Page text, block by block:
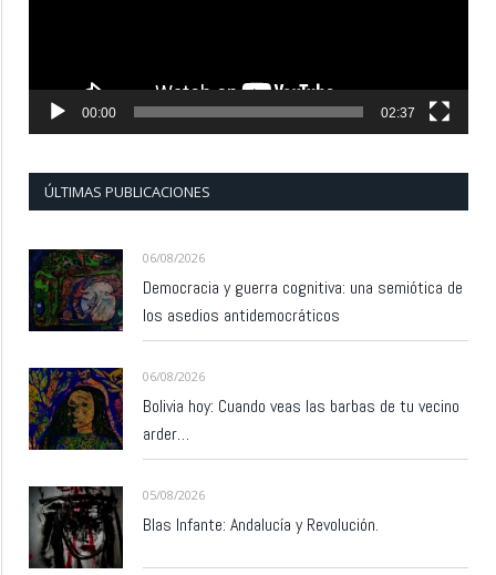
00:00 02:37
ÚLTIMAS PUBLICACIONES
06/08/2026
Democracia y guerra cognitiva: una semiótica de
los asedios antidemocráticos
06/08/2026
Bolivia hoy: Cuando veas las barbas de tu vecino
arder…
05/08/2026
Blas Infante: Andalucía y Revolución.